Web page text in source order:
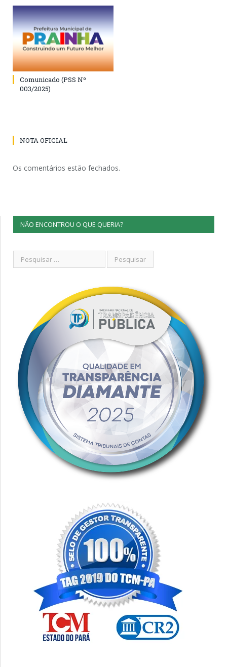
Comunicado (PSS Nº
003/2025)
NOTA OFICIAL
Os comentários estão fechados.
NÃO ENCONTROU O QUE QUERIA?